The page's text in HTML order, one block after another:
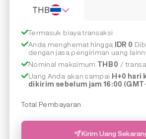
THB
Termasuk biaya transaksi
Anda menghemat hingga IDR 0
dengan jasa pengiriman uang
Nominal maksimum THB 0 /
Uang Anda akan sampai H+0 hari
dikirim sebelum jam 16:00
Total Pembayaran
Kirim Uang